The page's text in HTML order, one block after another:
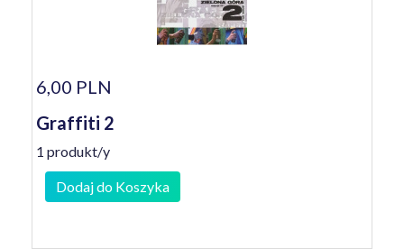
6,00 PLN
Graffiti 2
1 produkt/y
Dodaj do Koszyka